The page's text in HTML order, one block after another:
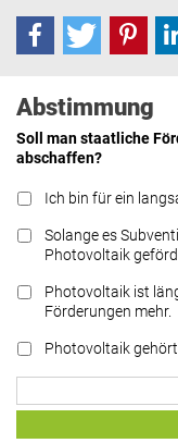
Abstimmung
Soll man staatliche
abschaffen?
Ich bin für ein
Solange es
Photovoltaik
Photovoltaik ist
Förderungen mehr.
Photovoltaik